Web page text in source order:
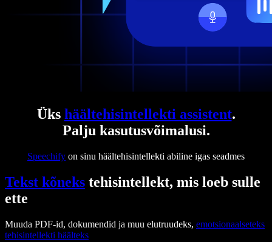
Üks häältehisintellekti assistent.
Palju kasutusvõimalusi.
Speechify on sinu häältehisintellekti abiline igas seadmes
Tekst kõneks tehisintellekt, mis loeb sulle
ette
Muuda PDF-id, dokumendid ja muu elutruudeks, emotsionaalseteks
tehisintellekti häälteks